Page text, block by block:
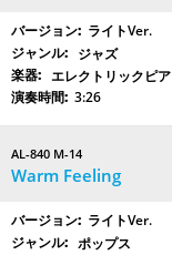
ライトVer.
ジャズ
エレクトリックピ
3:26
AL-840 M-14
Warm Feeling
ライトVer.
ポップス